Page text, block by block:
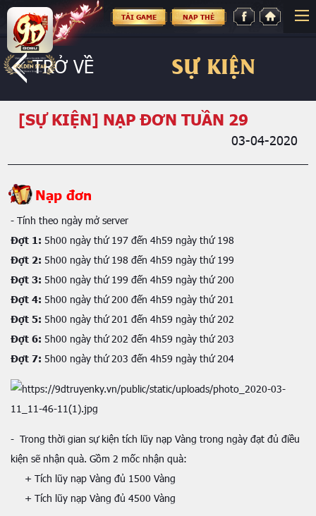
TẢI GAME NẠP THẺ
SỰ KIỆN
TRỞ VỀ
[SỰ KIỆN] NẠP ĐƠN TUẦN 29
03-04-2020
Nạp đơn
- Tính theo ngày mở server
Đợt 1: 5h00 ngày thứ 197 đến 4h59 ngày thứ 198
Đợt 2: 5h00 ngày thứ 198 đến 4h59 ngày thứ 199
Đợt 3: 5h00 ngày thứ 199 đến 4h59 ngày thứ 200
Đợt 4: 5h00 ngày thứ 200 đến 4h59 ngày thứ 201
Đợt 5: 5h00 ngày thứ 201 đến 4h59 ngày thứ 202
Đợt 6: 5h00 ngày thứ 202 đến 4h59 ngày thứ 203
Đợt 7: 5h00 ngày thứ 203 đến 4h59 ngày thứ 204
- Trong thời gian sự kiện tích lũy nạp Vàng trong ngày đạt đủ điều
kiện sẽ nhận quà. Gồm 2 mốc nhận quà:
+ Tích lũy nạp Vàng đủ 1500 Vàng
+ Tích lũy nạp Vàng đủ 4500 Vàng